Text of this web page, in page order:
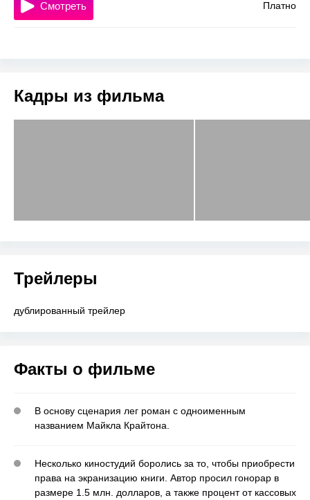
Платно
Смотреть
Кадры из фильма
Трейлеры
дублированный трейлер
Факты о фильме
В основу сценария лег роман с одноименным
названием Майкла Крайтона.
Несколько киностудий боролись за то, чтобы приобрести
права на экранизацию книги. Автор просил гонорар в
размере 1.5 млн. долларов, а также процент от кассовых